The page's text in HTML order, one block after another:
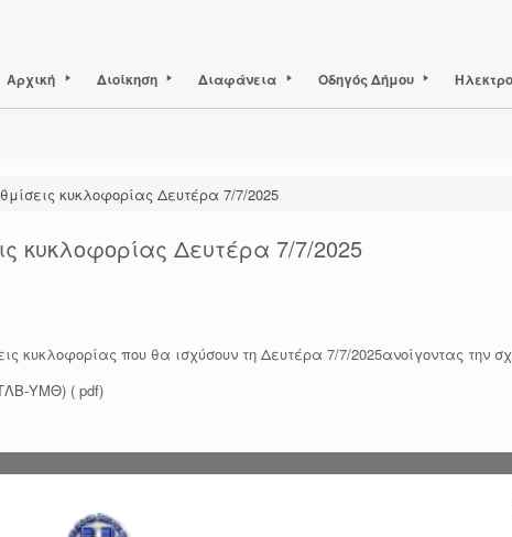
Αρχική Διοίκηση Διαφάνεια Οδηγός Δήμου
κυκλοφορίας Δευτέρα 7/7/2025
κυκλοφορίας Δευτέρα 7/7/2025
κυκλοφορίας που θα ισχύσουν τη Δευτέρα 7/7/2025ανοίγοντας την
ΥΜΘ) ( pdf)